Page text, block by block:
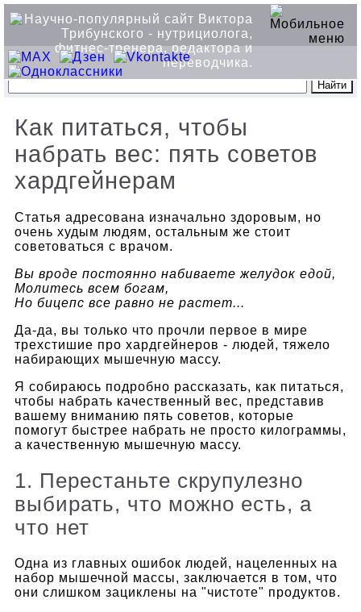
Как питаться, чтобы
набрать вес: пять советов
хардгейнерам
Статья адресована изначально здоровым, но
очень худым людям, остальным же стоит
советоваться с врачом.
Вы вроде постоянно набиваете желудок едой,
Молитесь всем богам,
Но бицепс все равно не растет...
Да-да, вы только что прочли первое в мире
трехстишие про хардгейнеров - людей, тяжело
набирающих мышечную массу.
Я собираюсь подробно рассказать, как питаться,
чтобы набрать качественный вес, представив
вашему вниманию пять советов, которые
помогут быстрее набрать не просто килограммы,
а качественную мышечную массу.
1. Перестаньте скрупулезно
выбирать, что можно есть, а
что нет
Одна из главных ошибок людей, нацеленных на
набор мышечной массы, заключается в том, что
они слишком зациклены на "чистоте" продуктов.